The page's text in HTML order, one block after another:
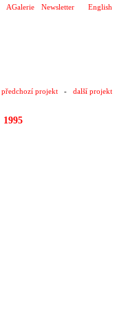
English
AGalerie Newsletter
předchozí projekt - další projekt
1995